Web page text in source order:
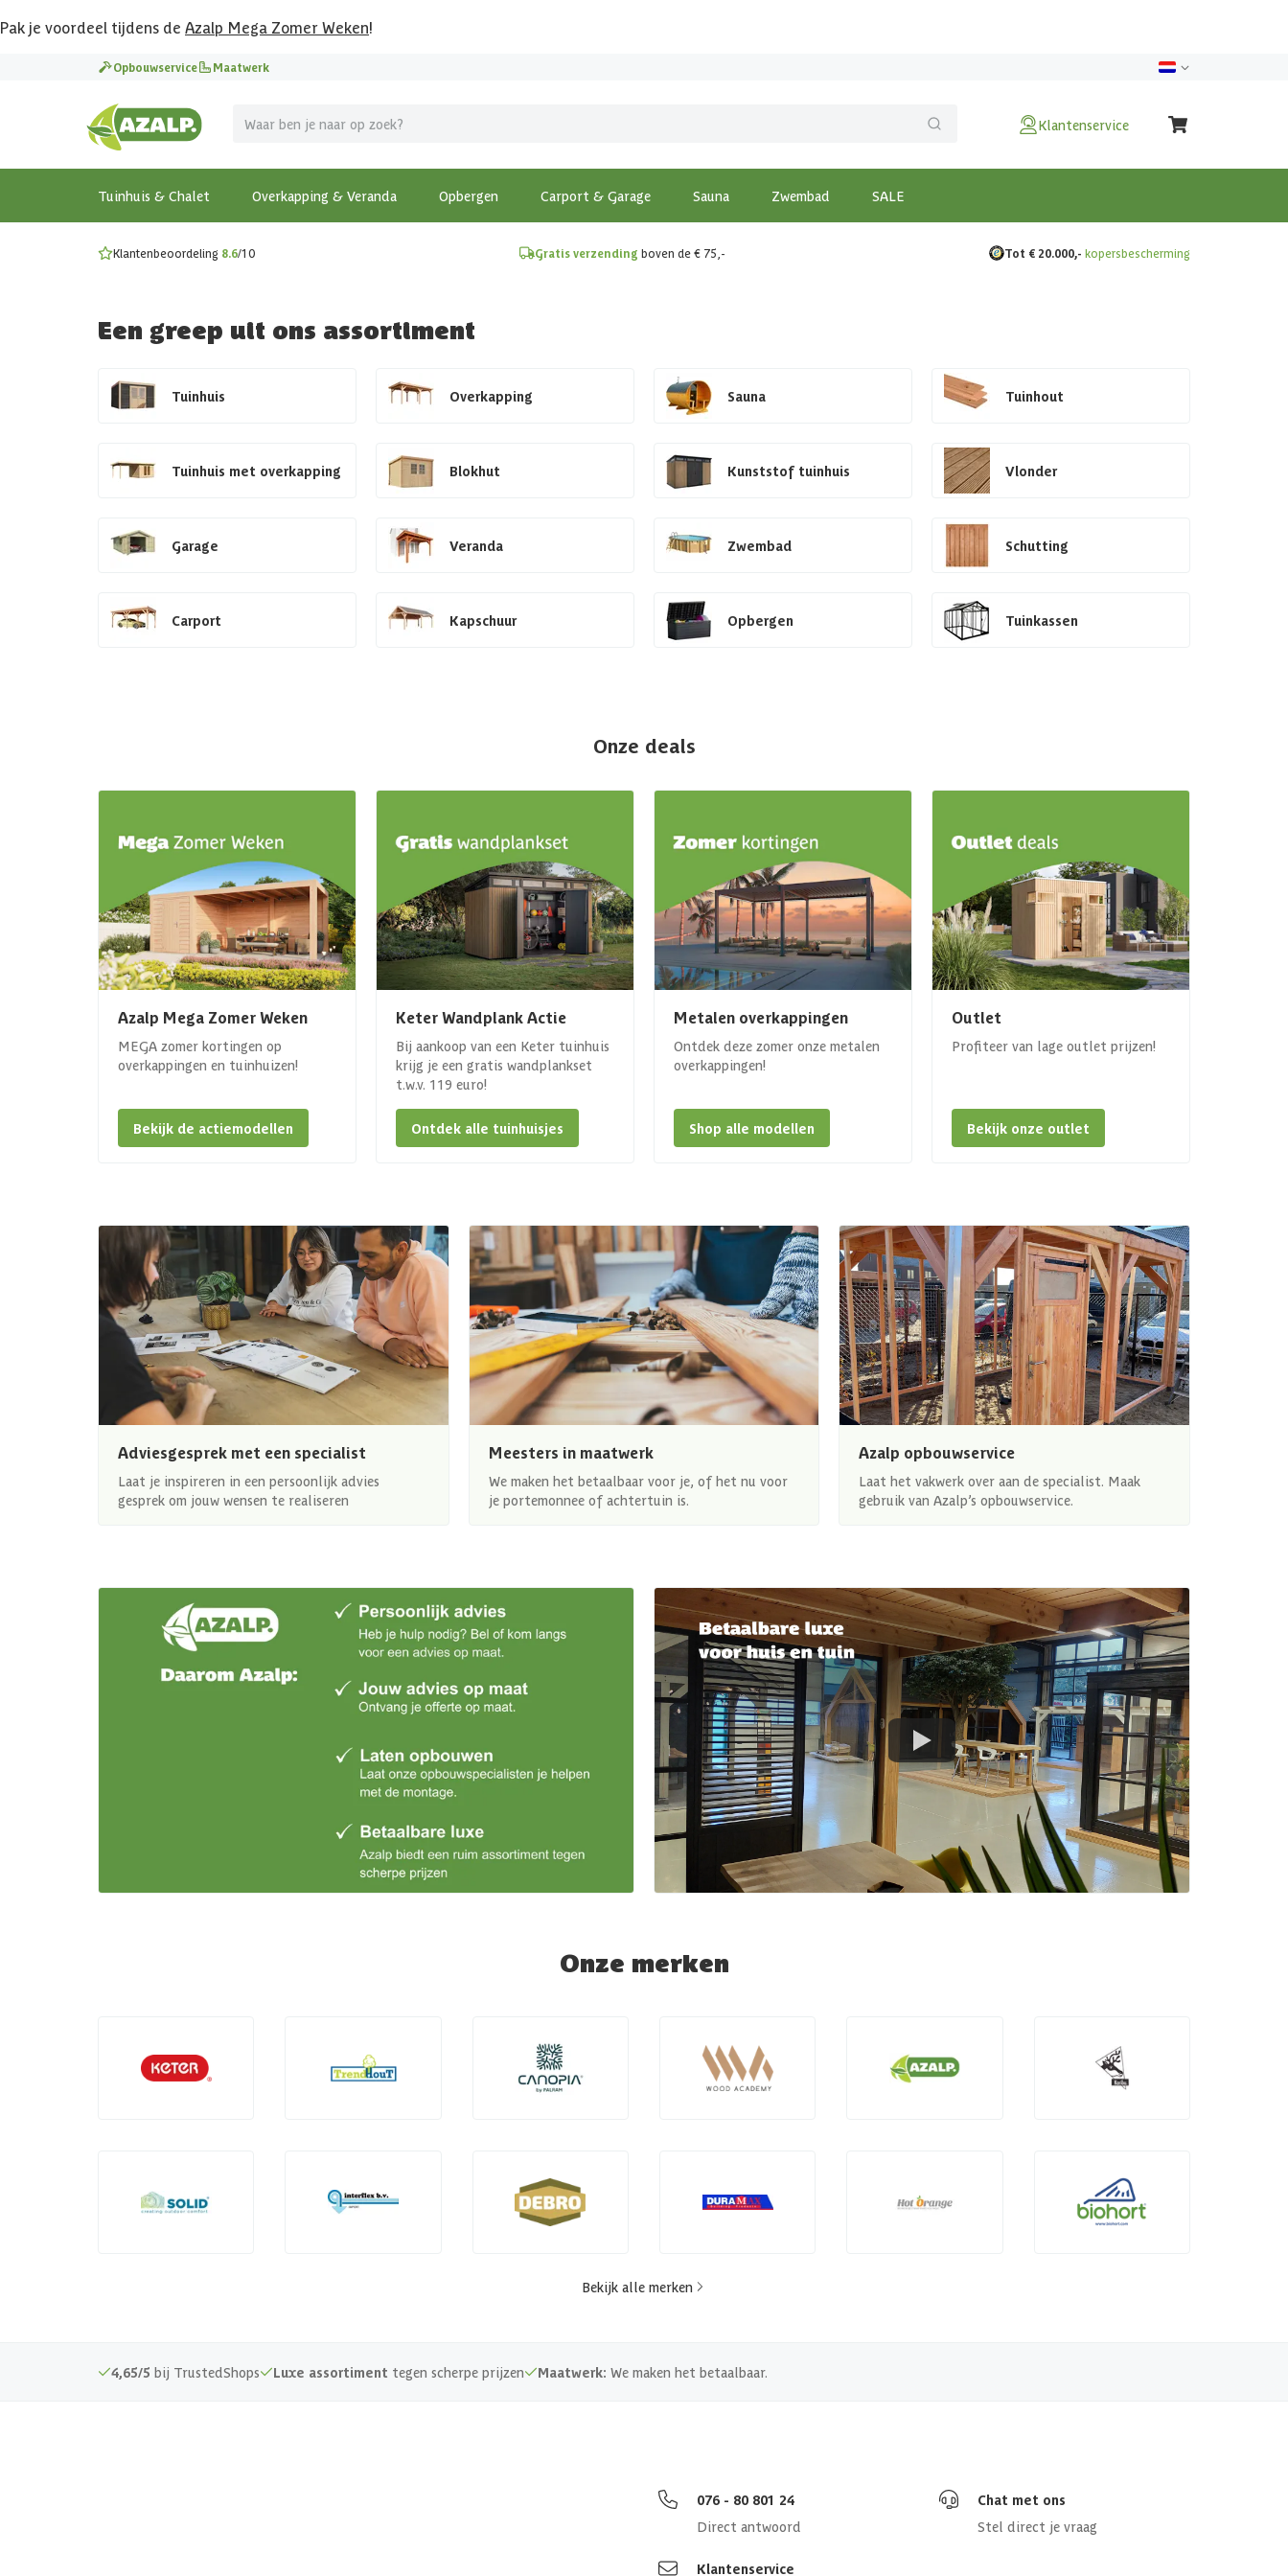
Pak je voordeel tijdens de Azalp Mega Zomer Weken!
Opbouwservice Maatwerk
Klantenservice
Tuinhuis & Chalet Overkapping & Veranda Opbergen Carport & Garage Sauna Zwembad SALE
Vier vakantie in je tuin
MEGA zomer kortingen op overkappingen en tuinhuizen!
Bekijk de actiemodellen
Gratis wandplankset
Ontdek onze metalen overkappingen
Klantenbeoordeling 8.6/10 Gratis verzending boven de € 75,- Tot € 20.000,- kopersbescherming
Een greep uit ons assortiment
Tuinhuis Overkapping Sauna Tuinhout
Tuinhuis met overkapping Blokhut Kunststof tuinhuis Vlonder
Garage Veranda Zwembad Schutting
Carport Kapschuur Opbergen Tuinkassen
Onze deals
Azalp Mega Zomer Weken
MEGA zomer kortingen op
overkappingen en tuinhuizen!
Bekijk de actiemodellen
Keter Wandplank Actie
Bij aankoop van een Keter tuinhuis
krijg je een gratis wandplankset
t.w.v. 119 euro!
Ontdek alle tuinhuisjes
Metalen overkappingen
Ontdek deze zomer onze metalen
overkappingen!
Shop alle modellen
Outlet
Profiteer van lage outlet prijzen!
Bekijk onze outlet
Adviesgesprek met een specialist
Laat je inspireren in een persoonlijk advies
gesprek om jouw wensen te realiseren
Meesters in maatwerk
We maken het betaalbaar voor je, of het nu voor
je portemonnee of achtertuin is.
Azalp opbouwservice
Laat het vakwerk over aan de specialist. Maak
gebruik van Azalp’s opbouwservice.
Onze merken
Bekijk alle merken
4,65/5 bij TrustedShops Luxe assortiment tegen scherpe prijzen Maatwerk: We maken het betaalbaar.
076 - 80 801 24
Direct antwoord
Chat met ons
Stel direct je vraag
Klantenservice